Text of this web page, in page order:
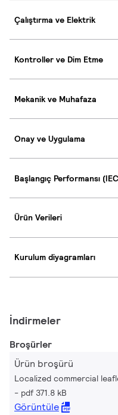
Çalıştırma ve Elektrik
Kontroller ve Dim Etme
Mekanik ve Muhafaza
Onay ve Uygulama
Başlangıç Performansı
Ürün Verileri
Kurulum diyagramları
İndirmeler
Broşürler
Ürün broşürü
Localized commercial
pdf 371.8 kB
Görüntüle